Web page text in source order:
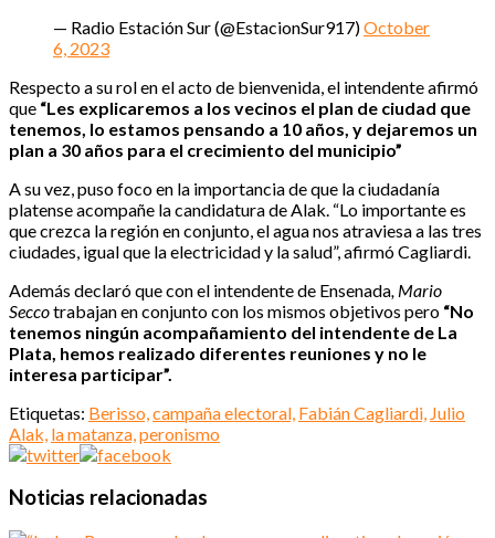
— Radio Estación Sur (@EstacionSur917)October
6, 2023
Respecto a su rol en el acto de bienvenida, el intendente afirmó
que “Les explicaremos a los vecinos el plan de ciudad que
tenemos, lo estamos pensando a 10 años, y dejaremos un
plan a 30 años para el crecimiento del municipio”
A su vez, puso foco en la importancia de que la ciudadanía
platense acompañe la candidatura de Alak. “Lo importante es
que crezca la región en conjunto, el agua nos atraviesa a las tres
ciudades, igual que la electricidad y la salud”, afirmó Cagliardi.
Además declaró que con el intendente de Ensenada , Mario
Seccotrabajan en conjunto con los mismos objetivos pero “No
tenemos ningún acompañamiento del intendente de La
Plata, hemos realizado diferentes reuniones y no le
interesa participar”.
Etiquetas: Berisso, campaña electoral, Fabián Cagliardi, Julio
Alak, la matanza, peronismo
Noticias relacionadas